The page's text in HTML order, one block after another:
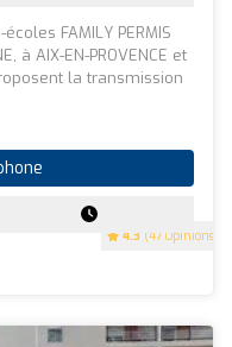
4.3 (47 Opinions)
FAMILY PERMIS
à AIX-EN-PROVENCE et
la transmission